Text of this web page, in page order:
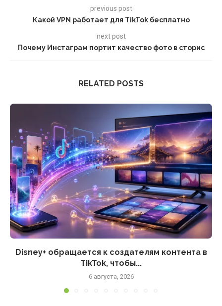
previous post
Какой VPN работает для TikTok бесплатно
next post
Почему Инстаграм портит качество фото в сторис
RELATED POSTS
Disney+ обращается к создателям контента в
TikTok, чтобы...
6 августа, 2026